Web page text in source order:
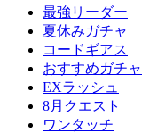
最強リーダー
夏休みガチャ
コードギアス
おすすめガチャ
EXラッシュ
8月クエスト
ワンタッチ